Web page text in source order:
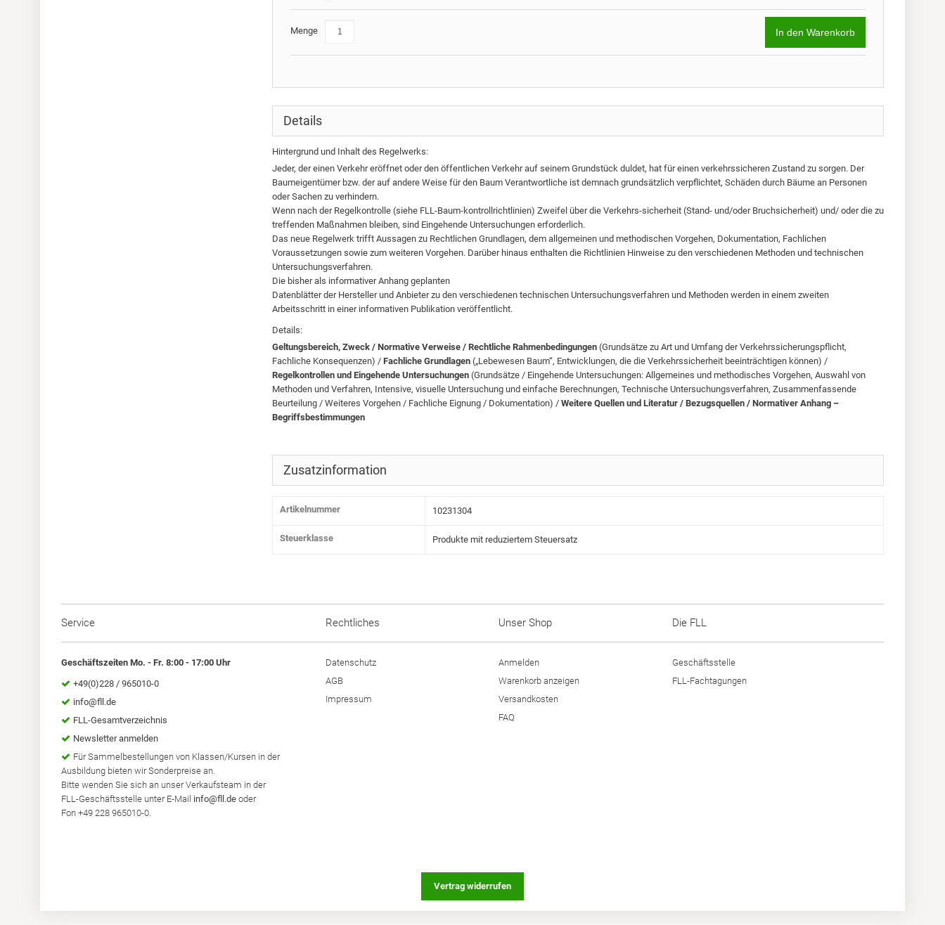
Menge In den Warenkorb
Details
Hintergrund und Inhalt des Regelwerks:
Jeder, der einen Verkehr eröffnet oder den öffentlichen Verkehr auf seinem Grundstück duldet, hat für einen verkehrssicheren Zustand zu sorgen. Der
Baumeigentümer bzw. der auf andere Weise für den Baum Verantwortliche ist demnach grundsätzlich verpflichtet, Schäden durch Bäume an Personen
oder Sachen zu verhindern.
Wenn nach der Regelkontrolle (siehe FLL-Baum-kontrollrichtlinien) Zweifel über die Verkehrs-sicherheit (Stand- und/oder Bruchsicherheit) und/ oder die zu
treffenden Maßnahmen bleiben, sind Eingehende Untersuchungen erforderlich.
Das neue Regelwerk trifft Aussagen zu Rechtlichen Grundlagen, dem allgemeinen und methodischen Vorgehen, Dokumentation, Fachlichen
Voraussetzungen sowie zum weiteren Vorgehen. Darüber hinaus enthalten die Richtlinien Hinweise zu den verschiedenen Methoden und technischen
Untersuchungsverfahren.
Die bisher als informativer Anhang geplanten
Datenblätter der Hersteller und Anbieter zu den verschiedenen technischen Untersuchungsverfahren und Methoden werden in einem zweiten
Arbeitsschritt in einer informativen Publikation veröffentlicht.
Details:
Geltungsbereich, Zweck / Normative Verweise / Rechtliche Rahmenbedingungen (Grundsätze zu Art und Umfang der Verkehrssicherungspflicht,
Fachliche Konsequenzen) / Fachliche Grundlagen („Lebewesen Baum“, Entwicklungen, die die Verkehrssicherheit beeinträchtigen können) /
Regelkontrollen und Eingehende Untersuchungen (Grundsätze / Eingehende Untersuchungen: Allgemeines und methodisches Vorgehen, Auswahl von
Methoden und Verfahren, Intensive, visuelle Untersuchung und einfache Berechnungen, Technische Untersuchungsverfahren, Zusammenfassende
Beurteilung / Weiteres Vorgehen / Fachliche Eignung / Dokumentation) / Weitere Quellen und Literatur / Bezugsquellen / Normativer Anhang –
Begriffsbestimmungen
Zusatzinformation
Artikelnummer 10231304
Steuerklasse Produkte mit reduziertem Steuersatz
Service
Geschäftszeiten Mo. - Fr. 8:00 - 17:00 Uhr
+49(0)228 / 965010-0
info@fll.de
FLL-Gesamtverzeichnis
Newsletter anmelden
Für Sammelbestellungen von Klassen/Kursen in der
Ausbildung bieten wir Sonderpreise an.
Bitte wenden Sie sich an unser Verkaufsteam in der
FLL-Geschäftsstelle unter E-Mail info@fll.de oder
Fon +49 228 965010-0.
Rechtliches
Datenschutz
AGB
Impressum
Unser Shop
Anmelden
Warenkorb anzeigen
Versandkosten
FAQ
Die FLL
Geschäftsstelle
FLL-Fachtagungen
Vertrag widerrufen